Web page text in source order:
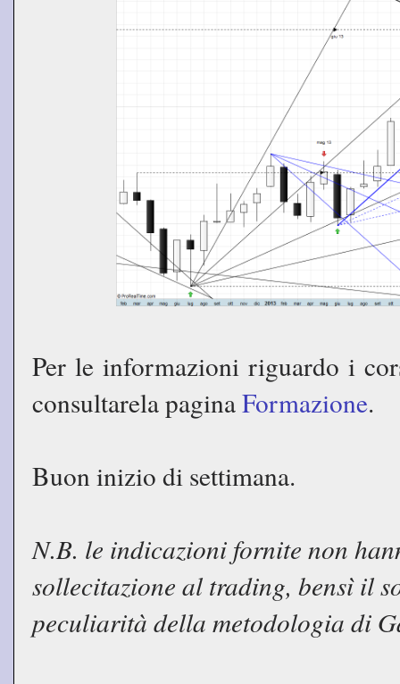
Per le informazioni riguardo i
consultarela paginaFormazione.
Buon inizio di settimana.
N.B. le indicazioni fornite non
sollecitazione al trading, bensì il
peculiarità della metodologia di